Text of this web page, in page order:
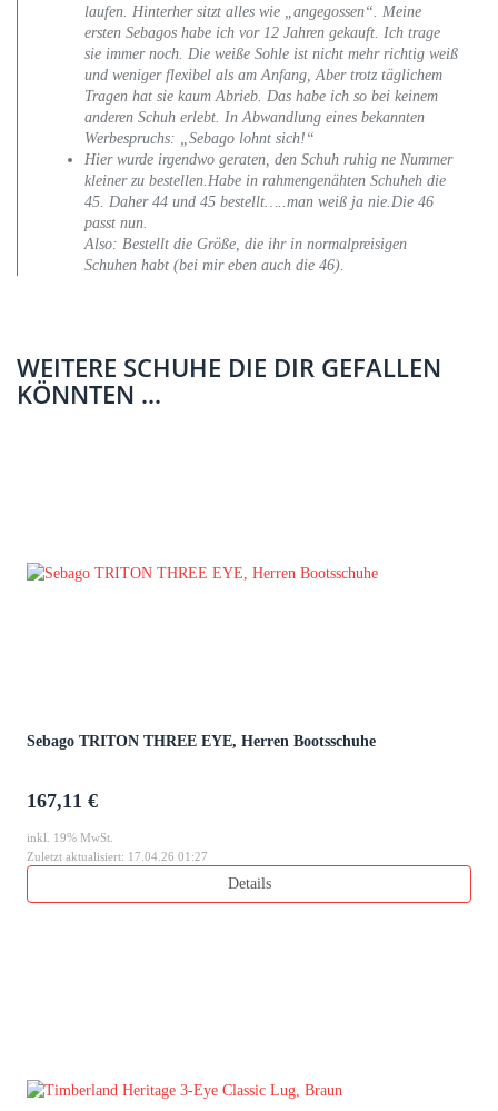
laufen. Hinterher sitzt alles wie „angegossen“. Meine
ersten Sebagos habe ich vor 12 Jahren gekauft. Ich trage
sie immer noch. Die weiße Sohle ist nicht mehr richtig weiß
und weniger flexibel als am Anfang, Aber trotz täglichem
Tragen hat sie kaum Abrieb. Das habe ich so bei keinem
anderen Schuh erlebt. In Abwandlung eines bekannten
Werbespruchs: „Sebago lohnt sich!“
Hier wurde irgendwo geraten, den Schuh ruhig ne Nummer
kleiner zu bestellen.Habe in rahmengenähten Schuheh die
45. Daher 44 und 45 bestellt…..man weiß ja nie.Die 46
passt nun.
Also: Bestellt die Größe, die ihr in normalpreisigen
Schuhen habt (bei mir eben auch die 46).
WEITERE SCHUHE DIE DIR GEFALLEN
KÖNNTEN ...
Sebago TRITON THREE EYE, Herren Bootsschuhe
167,11 €
inkl. 19% MwSt.
Zuletzt aktualisiert: 17.04.26 01:27
Details